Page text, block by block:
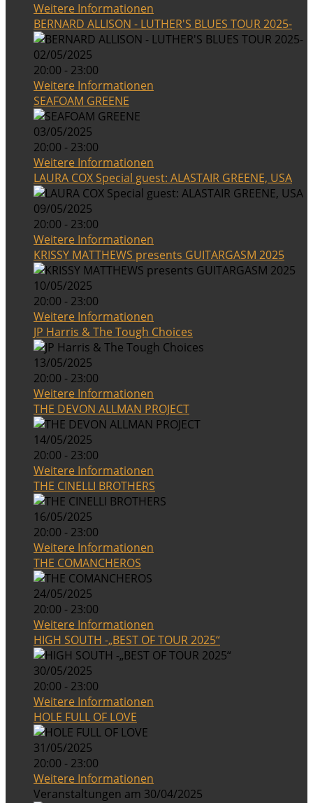
Weitere Informationen
BERNARD ALLISON - LUTHER'S BLUES TOUR 2025-
02/05/2025
20:00 - 23:00
Weitere Informationen
SEAFOAM GREENE
03/05/2025
20:00 - 23:00
Weitere Informationen
LAURA COX Special guest: ALASTAIR GREENE, USA
09/05/2025
20:00 - 23:00
Weitere Informationen
KRISSY MATTHEWS presents GUITARGASM 2025
10/05/2025
20:00 - 23:00
Weitere Informationen
JP Harris & The Tough Choices
13/05/2025
20:00 - 23:00
Weitere Informationen
THE DEVON ALLMAN PROJECT
14/05/2025
20:00 - 23:00
Weitere Informationen
THE CINELLI BROTHERS
16/05/2025
20:00 - 23:00
Weitere Informationen
THE COMANCHEROS
24/05/2025
20:00 - 23:00
Weitere Informationen
HIGH SOUTH -„BEST OF TOUR 2025“
30/05/2025
20:00 - 23:00
Weitere Informationen
HOLE FULL OF LOVE
31/05/2025
20:00 - 23:00
Weitere Informationen
Veranstaltungen am 30/04/2025